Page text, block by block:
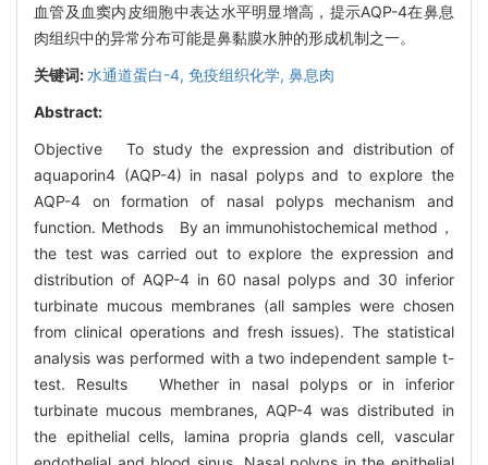
血管及血窦内皮细胞中表达水平明显增高，提示AQP-4在鼻息
肉组织中的异常分布可能是鼻黏膜水肿的形成机制之一。
关键词:水通道蛋白-4, 免疫组织化学, 鼻息肉
Abstract:
Objective To study the expression and distribution of
aquaporin4 (AQP-4) in nasal polyps and to explore the
AQP-4 on formation of nasal polyps mechanism and
function. Methods By an immunohistochemical method，
the test was carried out to explore the expression and
distribution of AQP-4 in 60 nasal polyps and 30 inferior
turbinate mucous membranes (all samples were chosen
from clinical operations and fresh issues). The statistical
analysis was performed with a two independent sample t-
test. Results Whether in nasal polyps or in inferior
turbinate mucous membranes, AQP-4 was distributed in
the epithelial cells, lamina propria glands cell, vascular